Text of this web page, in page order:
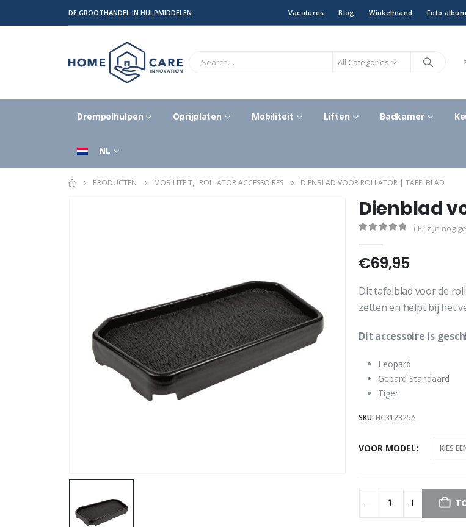
DE GROOTHANDEL IN HULPMIDDELEN Vacatures Blog Winkelmand Foto album
All Categories
Drempelhulpen Oprijplaten Mobiliteit Liften Badkamer
NL
PRODUCTEN MOBILITEIT, ROLLATOR ACCESSOIRES DIENBLAD VOOR ROLLATOR | TAFELBLAD
Dienblad
( Er zijn nog
€69,95
Dit tafelblad voor de
zetten en helpt bij het
Dit accessoire is
Leopard
Gepard Standaard
Tiger
SKU: HC312325A
VOOR MODEL